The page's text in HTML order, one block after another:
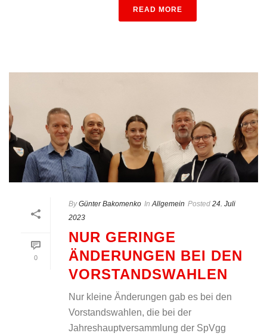
READ MORE
0
By Günter Bakomenko In Allgemein Posted 24. Juli
2023
NUR GERINGE
ÄNDERUNGEN BEI DEN
VORSTANDSWAHLEN
Nur kleine Änderungen gab es bei den
Vorstandswahlen, die bei der
Jahreshauptversammlung der SpVgg